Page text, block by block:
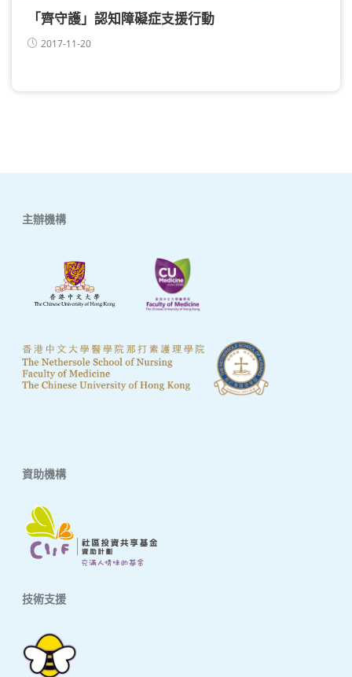
「齊守護」認知障礙症支援行動
2017-11-20
主辦機構
資助機構
技術支援